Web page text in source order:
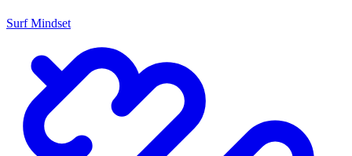
Surf Mindset